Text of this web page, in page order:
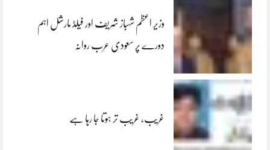
وزیر اعظم شہباز شریف اور فیلڈ مارشل اہم
دورے پر سعودی عرب روانہ
غریب، غریب تر ہوتا جا رہا ہے